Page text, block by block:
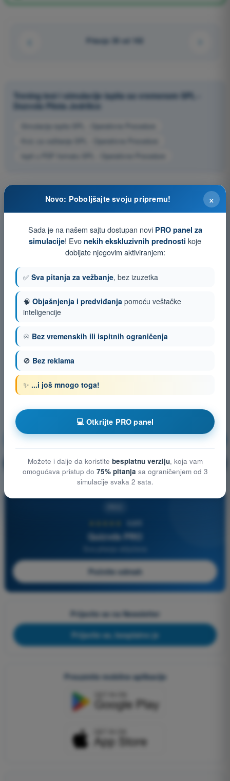
Pitanje 39 od 102
Trening test i simulacije ispita sa vremenom SPL -
Dozvola Pilota Jedrilice
Simulacija ispita SPL - Operativne Procedure
Kviz za vežbanje SPL - Operativne Procedure
Ispit u PDF formatu SPL - Operativne Procedure
Operativne Procedure Vežbanje!
🔒 PRO Objašnjenje pitanja
4,6/5
Quizvds PRO
Počnite odmah
Prijavite se na Newsletter
Prijavite se, besplatno je
Preuzmite mobilne aplikacije
×
Novo: Poboljšajte svoju pripremu!
Sada je na našem sajtu dostupan novi PRO panel za
simulacije! Evo nekih ekskluzivnih prednosti koje
dobijate njegovim aktiviranjem:
✅ Sva pitanja za vežbanje, bez izuzetka
🧠 Objašnjenja i predviđanja pomoću veštačke
inteligencije
♾️ Bez vremenskih ili ispitnih ograničenja
🚫 Bez reklama
✨ ...i još mnogo toga!
💻 Otkrijte PRO panel
Možete i dalje da koristite besplatnu verziju, koja vam
omogućava pristup do 75% pitanja sa ograničenjem od 3
simulacije svaka 2 sata.